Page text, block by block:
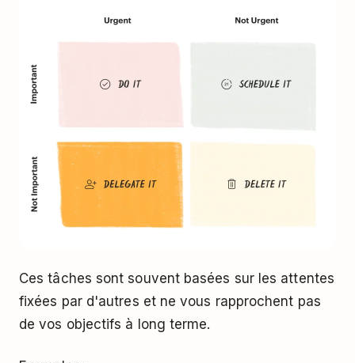
Ces tâches sont souvent basées sur les attentes
fixées par d'autres et ne vous rapprochent pas
de vos objectifs à long terme.